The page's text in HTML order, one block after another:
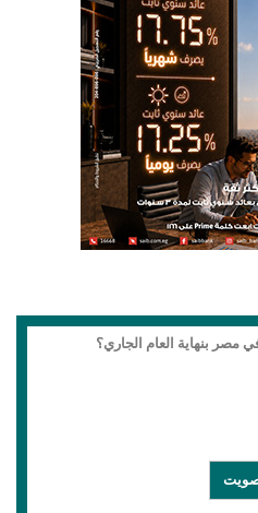
بنهاية العام الجاري؟